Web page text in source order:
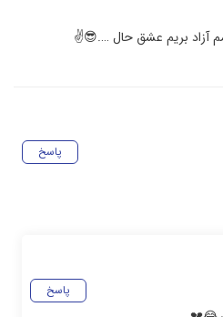
آزاد بریم عشق حال ….😎✌
پاسخ
پاسخ